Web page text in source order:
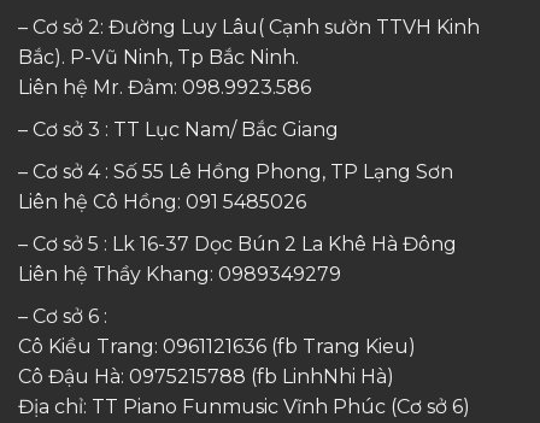
– Cơ sở 2: Đường Luy Lâu( Cạnh sườn TTVH Kinh
Bắc). P-Vũ Ninh, Tp Bắc Ninh.
Liên hệ Mr. Đảm: 098.9923.586
– Cơ sở 3 : TT Lục Nam/ Bắc Giang
– Cơ sở 4 : Số 55 Lê Hồng Phong, TP Lạng Sơn
Liên hệ Cô Hồng: 091 5485026
– Cơ sở 5 : Lk 16-37 Dọc Bún 2 La Khê Hà Đông
Liên hệ Thầy Khang: 0989349279
– Cơ sở 6 :
Cô Kiều Trang: 0961121636 (fb Trang Kieu)
Cô Đậu Hà: 0975215788 (fb LinhNhi Hà)
Địa chỉ: TT Piano Funmusic Vĩnh Phúc (Cơ sở 6)